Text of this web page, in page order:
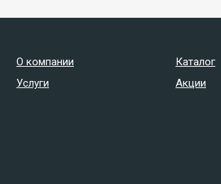
О компании
Услуги
Каталог
Акции